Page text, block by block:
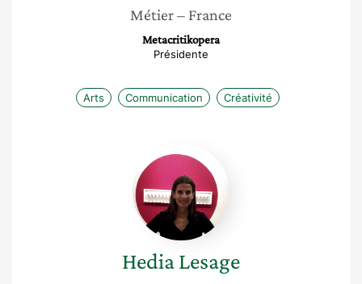
Métier– France
Metacritikopera
Présidente
Arts Communication Créativité
Hedia
Lesage
HediaLesage